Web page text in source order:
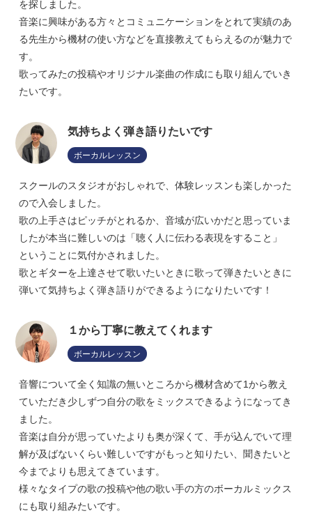
を探しました。
音楽に興味がある方々とコミュニケーションをとれて実績のあ
る先生から機材の使い方などを直接教えてもらえるのが魅力で
す。
歌ってみたの投稿やオリジナル楽曲の作成にも取り組んでいき
たいです。
気持ちよく弾き語りたいです
ボーカルレッスン
スクールのスタジオがおしゃれで、体験レッスンも楽しかった
ので入会しました。
歌の上手さはピッチがとれるか、音域が広いかだと思っていま
したが本当に難しいのは「聴く人に伝わる表現をすること」
ということに気付かされました。
歌とギターを上達させて歌いたいときに歌って弾きたいときに
弾いて気持ちよく弾き語りができるようになりたいです！
１から丁寧に教えてくれます
ボーカルレッスン
音響について全く知識の無いところから機材含めて1から教え
ていただき少しずつ自分の歌をミックスできるようになってき
ました。
音楽は自分が思っていたよりも奥が深くて、手が込んでいて理
解が及ばないくらい難しいですがもっと知りたい、聞きたいと
今までよりも思えてきています。
様々なタイプの歌の投稿や他の歌い手の方のボーカルミックス
にも取り組みたいです。